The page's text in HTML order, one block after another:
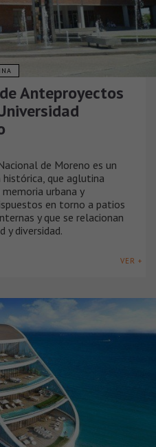
Anteproyectos
de Moreno es un
que aglutina
urbana y
en torno a patios
y que se relacionan
y diversidad.
VER +